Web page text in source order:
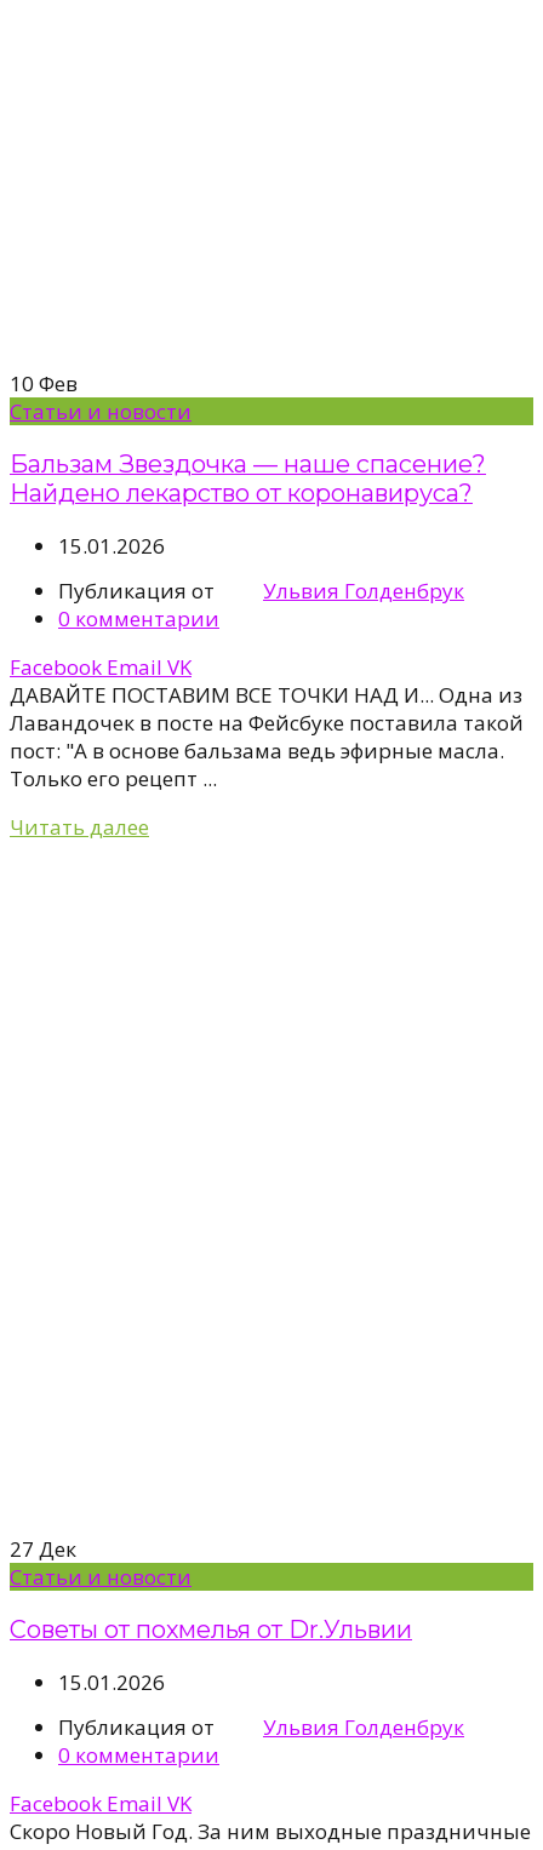
10 Фев
Статьи и новости
Бальзам Звездочка — наше спасение?
Найдено лекарство от коронавируса?
15.01.2026
Публикация от
Ульвия Голденбрук
0 комментарии
Facebook Email VK
ДАВАЙТЕ ПОСТАВИМ ВСЕ ТОЧКИ НАД И... Одна из
Лавандочек в посте на Фейсбуке поставила такой
пост: "А в основе бальзама ведь эфирные масла.
Только его рецепт ...
Читать далее
27 Дек
Статьи и новости
Советы от похмелья от Dr.Ульвии
15.01.2026
Публикация от
Ульвия Голденбрук
0 комментарии
Facebook Email VK
Скоро Новый Год. За ним выходные праздничные